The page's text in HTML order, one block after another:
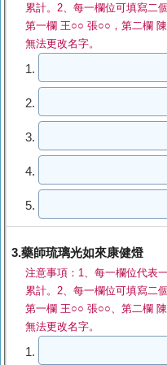
累計。2、每一欄位可填寫二
第一欄 王○○ 張○○，第二欄
無法更改名字。
1.
2.
3.
4.
5.
3.藥師琉璃光如來康健燈
注意事項：1、每一欄位代表
累計。2、每一欄位可填寫二
第一欄 王○○ 張○○、第二欄
無法更改名字。
1.